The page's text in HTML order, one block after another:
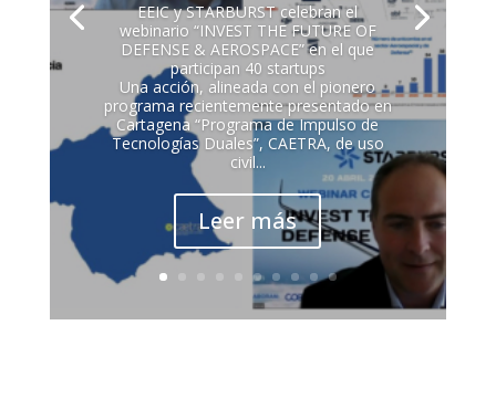
EEIC y STARBURST celebran el
webinario “INVEST THE FUTURE OF
DEFENSE & AEROSPACE” en el que
participan 40 startups
Una acción, alineada con el pionero
programa recientemente presentado en
Cartagena “Programa de Impulso de
Tecnologías Duales”, CAETRA, de uso
civil...
Leer más